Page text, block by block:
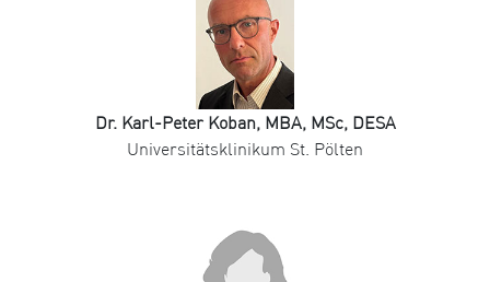
Dr. Karl-Peter Koban, MBA, MSc, DESA
Universitätsklinikum St. Pölten